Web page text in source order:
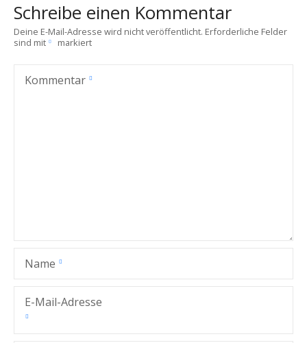
Schreibe einen Kommentar
Deine E-Mail-Adresse wird nicht veröffentlicht. Erforderliche Felder
sind mit
markiert
Kommentar
Name
E-Mail-Adresse